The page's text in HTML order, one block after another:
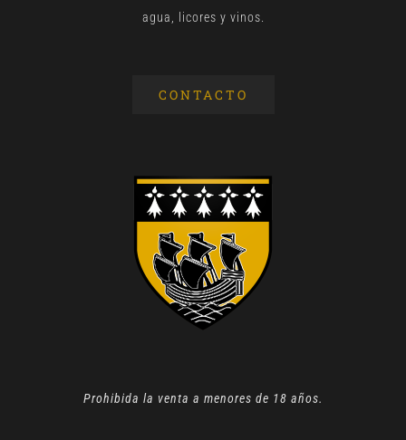
agua, licores y vinos.
CONTACTO
Prohibida la venta a menores de 18 años.